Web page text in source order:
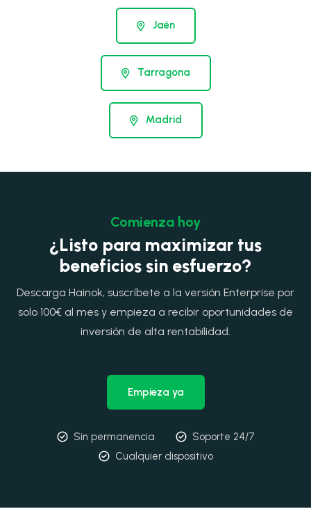
Jaén
Tarragona
Madrid
Comienza hoy
¿Listo para maximizar tus
beneficios sin esfuerzo?
Descarga Hainok, suscríbete a la versión Enterprise por
solo 100€ al mes y empieza a recibir oportunidades de
inversión de alta rentabilidad.
Empieza ya
Sin permanencia
Soporte 24/7
Cualquier dispositivo